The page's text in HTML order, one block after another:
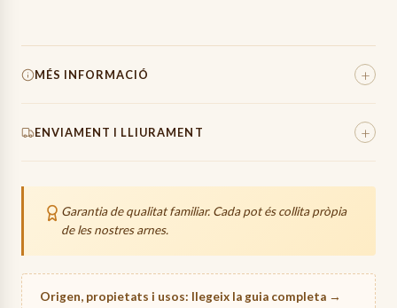
MÉS INFORMACIÓ +
Pes Total 270g
ENVIAMENT I LLIURAMENT +
que la mel arribi intacta.
24-48hPreparació de la comanda.
48-72hTrànsit (transportista).
Garantia de qualitat familiar. Cada pot és collita pròpia
de les nostres arnes.
Origen, propietats i usos: llegeix la guia completa →